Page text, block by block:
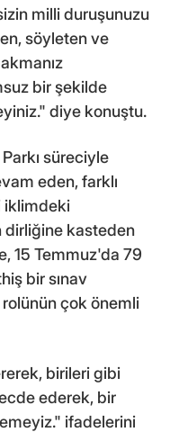
sizin milli duruşunuzu
söyleten ve
bir şekilde
diye konuştu.
süreciyle
eden, farklı
iklimdeki
dirliğine kasteden
15 Temmuz'da 79
bir sınav
çok önemli
birileri gibi
ederek, bir
ifadelerini